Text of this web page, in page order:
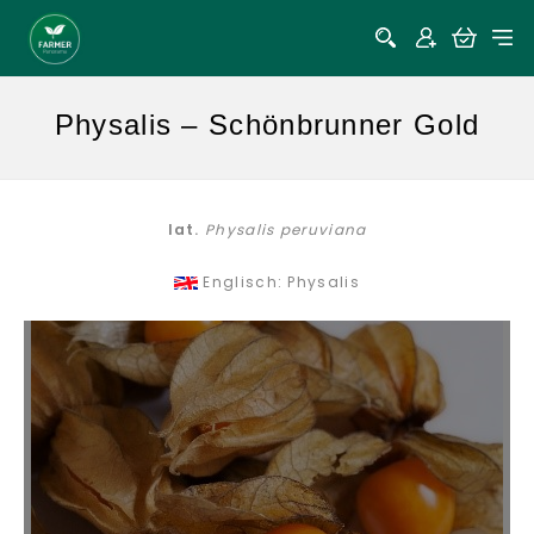
Physalis – Schönbrunner Gold
lat. Physalis peruviana
Englisch: Physalis